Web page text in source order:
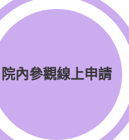
院內參觀線上申請